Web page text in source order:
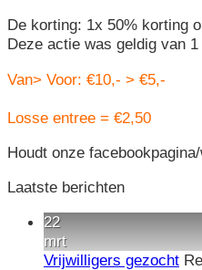
De korting: 1x 50% korting
Deze actie was geldig van
Van> Voor: €10,- > €5,-
Losse entree = €2,50
Houdt onze
Laatste berichten
22
mrt
Vrijwilligers gezocht